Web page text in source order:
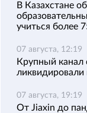
В Казахстане
учиться более
07 августа, 12:19
Крупный канал
07 августа, 19:19
От Jiaxin до